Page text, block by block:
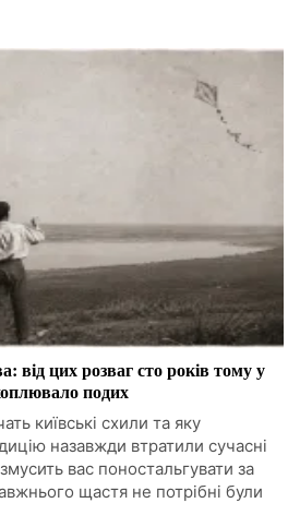
від цих розваг сто років тому у
подих
київські схили та яку
назавжди втратили сучасні
змусить вас поностальгувати за
щастя не потрібні були